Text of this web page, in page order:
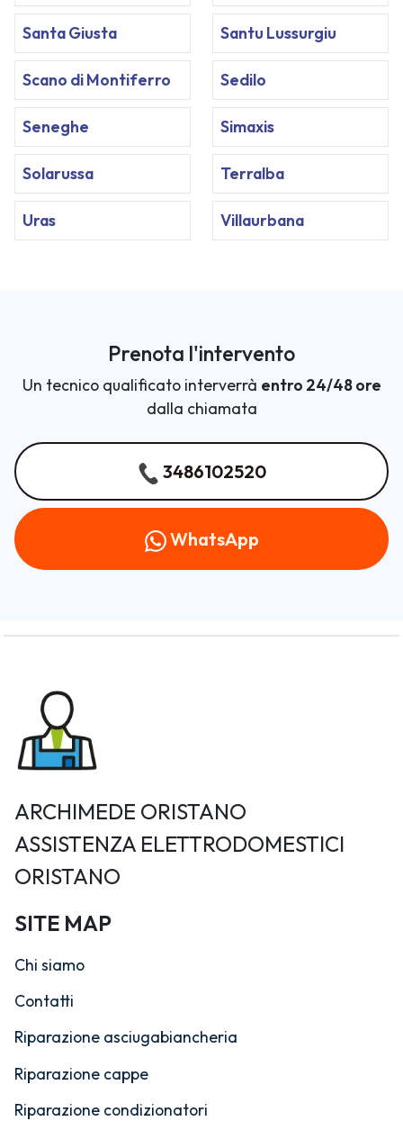
Santa Giusta Santu Lussurgiu
Scano di Montiferro Sedilo
Seneghe Simaxis
Solarussa Terralba
Uras Villaurbana
Prenota l'intervento
Un tecnico qualificato interverrà entro 24/48 ore
dalla chiamata
3486102520
WhatsApp
ARCHIMEDE ORISTANO
ASSISTENZA ELETTRODOMESTICI
ORISTANO
SITE MAP
Chi siamo
Contatti
Riparazione asciugabiancheria
Riparazione cappe
Riparazione condizionatori